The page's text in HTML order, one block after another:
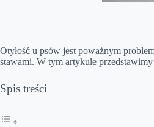
Otyłość u psów jest poważnym
stawami. W tym artykule
Spis treści